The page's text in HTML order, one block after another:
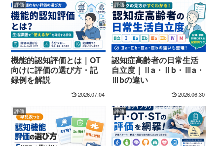
評価
機能的認知評価とは｜OT
向けに評価の選び方・記
録例を解説
2026.07.04
評価
認知症高齢者の日常生活
自立度｜Ⅱa・Ⅱb・Ⅲa・
Ⅲbの違い
2026.06.30
評価 評価